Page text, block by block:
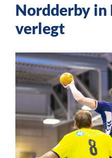
Nordderby in
verlegt